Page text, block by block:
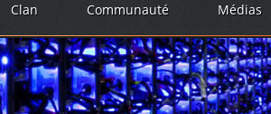
Clan Communauté Médias